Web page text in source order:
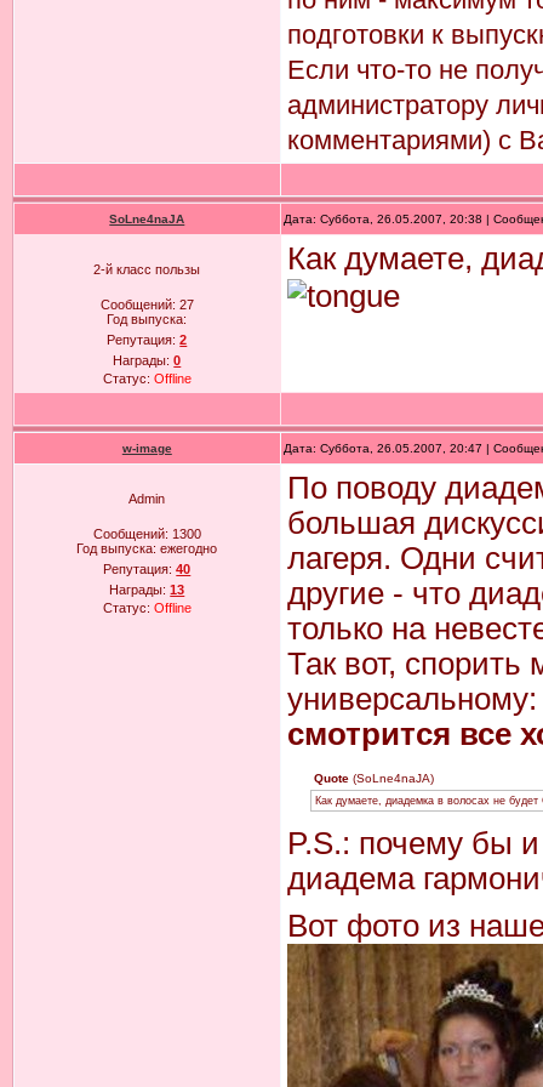
подготовки к
Если что-то не
администратору
комментариями) с
SoLne4naJA Дата: Суббота, 26.05.2007, 20:38 |
2-й класс пользы
Сообщений: 27
Год выпуска:
Репутация:2
Награды:0
Статус: Offline
Как думаете,
w-image Дата: Суббота, 26.05.2007, 20:47 |
Admin
Сообщений: 1300
Год выпуска:ежегодно
Репутация:40
Награды:13
Статус: Offline
По поводу
большая
лагеря. Одни
другие - что
только на
Так вот, спорить
универсальному:
смотрится все
Quote (SoLne4naJA)
Как думаете, диадемка в волосах не
P.S.: почему бы
диадема
Вот фото из